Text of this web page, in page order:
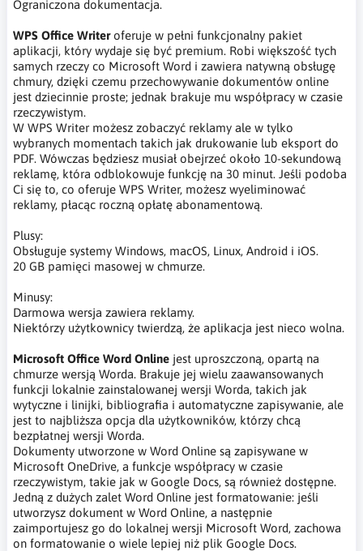
Ograniczona dokumentacja.
WPS Office Writeroferuje w pełni funkcjonalny pakiet
aplikacji, który wydaje się być premium. Robi większość tych
samych rzeczy co Microsoft Word i zawiera natywną obsługę
chmury, dzięki czemu przechowywanie dokumentów online
jest dziecinnie proste; jednak brakuje mu współpracy w czasie
rzeczywistym.
W WPS Writer możesz zobaczyć reklamy ale w tylko
wybranych momentach takich jak drukowanie lub eksport do
PDF. Wówczas będziesz musiał obejrzeć około 10-sekundową
reklamę, która odblokowuje funkcję na 30 minut. Jeśli podoba
Ci się to, co oferuje WPS Writer, możesz wyeliminować
reklamy, płacąc roczną opłatę abonamentową.
Plusy:
Obsługuje systemy Windows, macOS, Linux, Android i iOS.
20 GB pamięci masowej w chmurze.
Minusy:
Darmowa wersja zawiera reklamy.
Niektórzy użytkownicy twierdzą, że aplikacja jest nieco wolna.
Microsoft Office Word Online jest uproszczoną, opartą na
chmurze wersją Worda. Brakuje jej wielu zaawansowanych
funkcji lokalnie zainstalowanej wersji Worda, takich jak
wytyczne i linijki, bibliografia i automatyczne zapisywanie, ale
jest to najbliższa opcja dla użytkowników, którzy chcą
bezpłatnej wersji Worda.
Dokumenty utworzone w Word Online są zapisywane w
Microsoft OneDrive, a funkcje współpracy w czasie
rzeczywistym, takie jak w Google Docs, są również dostępne.
Jedną z dużych zalet Word Online jest formatowanie: jeśli
utworzysz dokument w Word Online, a następnie
zaimportujesz go do lokalnej wersji Microsoft Word, zachowa
on formatowanie o wiele lepiej niż plik Google Docs.